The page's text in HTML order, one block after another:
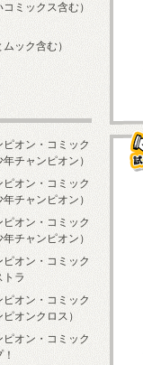
コミックス含む）
ムック含む）
ピオン・コミック
チャンピオン）
ピオン・コミック
チャンピオン）
ピオン・コミック
チャンピオン）
オン・コミック
トラ
ピオン・コミック
オンクロス）
ピオン・コミック